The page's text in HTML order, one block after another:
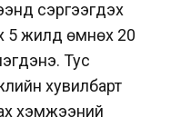
сэргээгдэх
5 жилд өмнөх 20
Тус
хувилбарт
хэмжээний